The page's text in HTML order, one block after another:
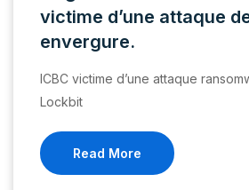
victime d’une attaque
envergure.
ICBC victime d’une attaque
Lockbit
Read More